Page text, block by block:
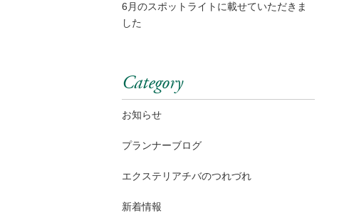
6月のスポットライトに載せていただきま
した
Category
お知らせ
プランナーブログ
エクステリアチバのつれづれ
新着情報